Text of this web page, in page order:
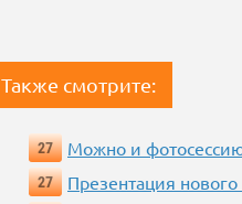
Также смотрите:
27 Можно и
27
Презентация